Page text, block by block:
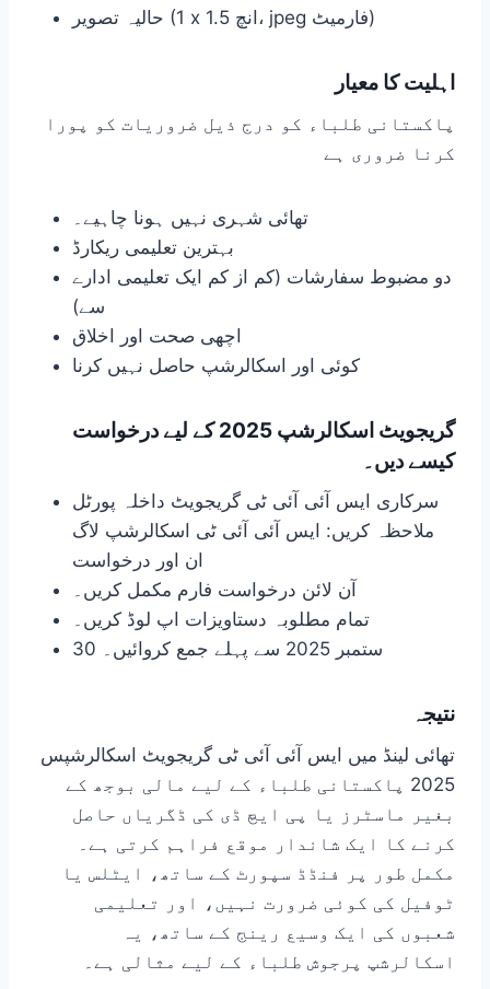
حالیہ تصویر (1 x 1.5 انچ، jpeg فارمیٹ)
اہلیت کا معیار
پاکستانی طلباء کو درج ذیل ضروریات کو پورا
کرنا ضروری ہے
تھائی شہری نہیں ہونا چاہیے۔
بہترین تعلیمی ریکارڈ
دو مضبوط سفارشات (کم از کم ایک تعلیمی ادارے
سے)
اچھی صحت اور اخلاق
کوئی اور اسکالرشپ حاصل نہیں کرنا
گریجویٹ اسکالرشپ 2025 کے لیے درخواست
کیسے دیں۔
سرکاری ایس آئی آئی ٹی گریجویٹ داخلہ پورٹل
ملاحظہ کریں: ایس آئی آئی ٹی اسکالرشپ لاگ
ان اور درخواست
آن لائن درخواست فارم مکمل کریں۔
تمام مطلوبہ دستاویزات اپ لوڈ کریں۔
30 ستمبر 2025 سے پہلے جمع کروائیں۔
نتیجہ
تھائی لینڈ میں ایس آئی آئی ٹی گریجویٹ اسکالرشپس
2025 پاکستانی طلباء کے لیے مالی بوجھ کے
بغیر ماسٹرز یا پی ایچ ڈی کی ڈگریاں حاصل
کرنے کا ایک شاندار موقع فراہم کرتی ہے۔
مکمل طور پر فنڈڈ سپورٹ کے ساتھ، ایٹلس یا
ٹوفیل کی کوئی ضرورت نہیں، اور تعلیمی
شعبوں کی ایک وسیع رینج کے ساتھ، یہ
اسکالرشپ پرجوش طلباء کے لیے مثالی ہے۔